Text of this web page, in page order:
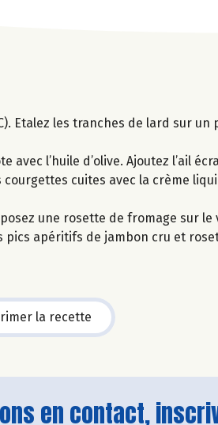
Etalez les tranches de lard sur
avec l’huile d’olive. Ajoutez l’ail
courgettes cuites avec la crème
une rosette de fromage sur
apéritifs de jambon cru et
la recette
en contact,